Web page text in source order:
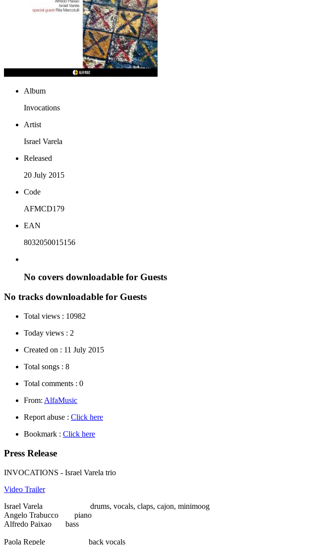
Album
Invocations
Artist
Israel Varela
Released
20 July 2015
Code
AFMCD179
EAN
8032050015156
No covers downloadable for Guests
No tracks downloadable for Guests
Total views : 10982
Today views : 2
Created on : 11 July 2015
Total songs : 8
Total comments : 0
From: AlfaMusic
Report abuse : Click here
Bookmark : Click here
Press Release
INVOCATIONS - Israel Varela trio
Video Trailer
Israel Varela drums, vocals, claps, cajon, minimoog
Angelo Trabucco piano
Alfredo Paixao bass
Paola Repele back vocals